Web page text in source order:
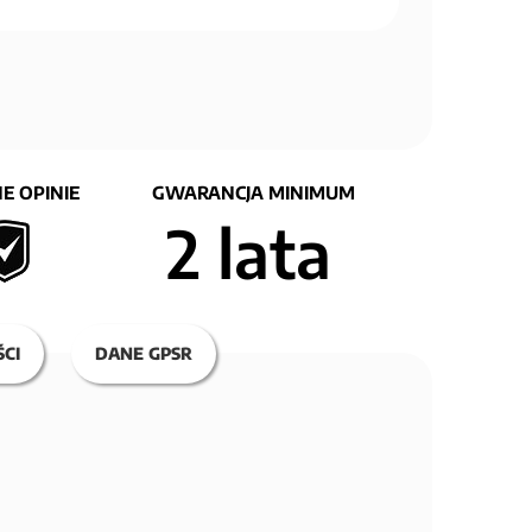
OPINIE GWARANCJA MINIMUM
2 lata
DANE GPSR